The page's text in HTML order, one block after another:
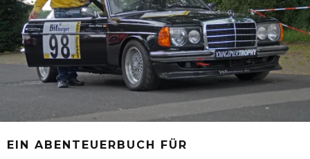
EIN ABENTEUERBUCH FÜR